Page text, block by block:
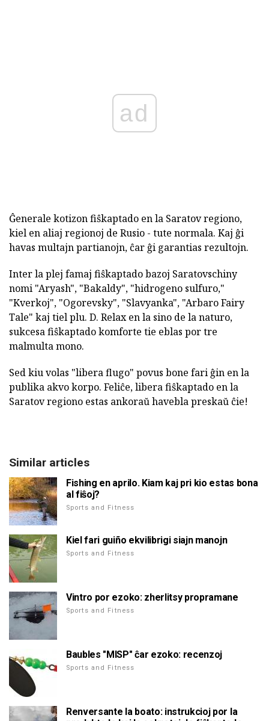
ad
Ĝenerale kotizon fiŝkaptado en la Saratov regiono,
kiel en aliaj regionoj de Rusio - tute normala. Kaj ĝi
havas multajn partianojn, ĉar ĝi garantias rezultojn.
Inter la plej famaj fiŝkaptado bazoj Saratovschiny
nomi "Aryash", "Bakaldy", "hidrogeno sulfuro,"
"Kverkoj", "Ogorevsky", "Slavyanka", "Arbaro Fairy
Tale" kaj tiel plu. D. Relax en la sino de la naturo,
sukcesa fiŝkaptado komforte tie eblas por tre
malmulta mono.
Sed kiu volas "libera flugo" povus bone fari ĝin en la
publika akvo korpo. Feliĉe, libera fiŝkaptado en la
Saratov regiono estas ankoraŭ havebla preskaŭ ĉie!
Similar articles
Fishing en aprilo. Kiam kaj pri kio estas bona
al fiŝoj?
Sports and Fitness
Kiel fari guiño ekvilibrigi siajn manojn
Sports and Fitness
Vintro por ezoko: zherlitsy propramane
Sports and Fitness
Baubles "MISP" ĉar ezoko: recenzoj
Sports and Fitness
Renversante la boato: instrukcioj por la